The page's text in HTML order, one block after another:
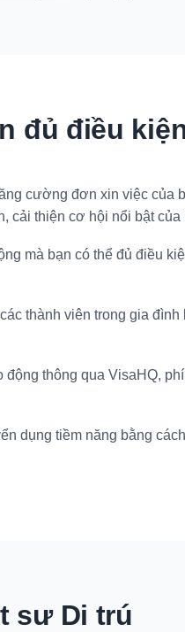
đủ điều
cường đơn xin việc của
cải thiện cơ hội nổi bật
mà bạn có thể đủ điều
thành viên trong gia đình
thông qua VisaHQ,
dụng tiềm năng bằng
sư Di trú